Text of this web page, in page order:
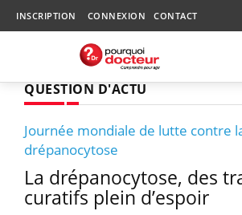
INSCRIPTION CONNEXION CONTACT
QUESTION D'ACTU
Journée mondiale de lutte contre
drépanocytose
La drépanocytose, des
curatifs plein d’espoir